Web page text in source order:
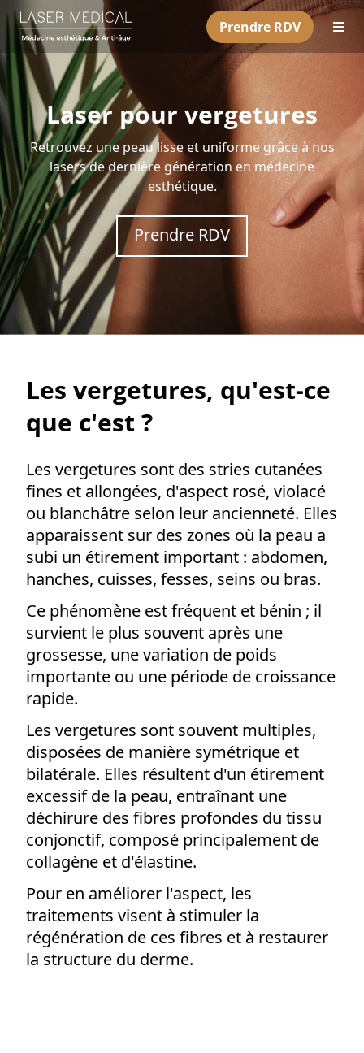
Prendre RDV
EPILATION LASER
DETATOUAGE LASER
Hydrafacial
Toxine botulique
Mésolift
Radiofréquence
Lésions vasculaires
CORPS
Cryolipolyse
Cellulite
Se muscler
Radiofréquence
Lésions vasculaires
Vergetures
TARIFS
Laser pour vergetures
Retrouvez une peau lisse et uniforme grâce à nos
lasers de dernière génération en médecine
esthétique.
Prendre RDV
Les vergetures, qu'est-ce
que c'est ?
Les vergetures sont des stries cutanées
fines et allongées, d'aspect rosé, violacé
ou blanchâtre selon leur ancienneté. Elles
apparaissent sur des zones où la peau a
subi un étirement important : abdomen,
hanches, cuisses, fesses, seins ou bras.
Ce phénomène est fréquent et bénin ; il
survient le plus souvent après une
grossesse, une variation de poids
importante ou une période de croissance
rapide.
Les vergetures sont souvent multiples,
disposées de manière symétrique et
bilatérale. Elles résultent d'un étirement
excessif de la peau, entraînant une
déchirure des fibres profondes du tissu
conjonctif, composé principalement de
collagène et d'élastine.
Pour en améliorer l'aspect, les
traitements visent à stimuler la
régénération de ces fibres et à restaurer
la structure du derme.